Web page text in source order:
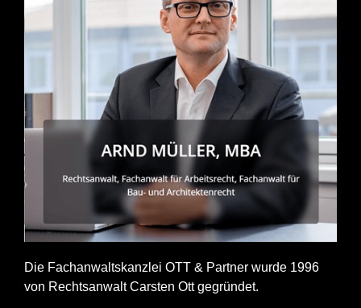
Die Fachanwaltskanzlei OTT & Partner wurde 1996
von Rechtsanwalt Carsten Ott gegründet.